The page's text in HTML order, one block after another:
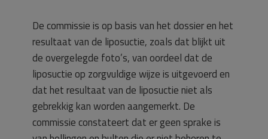
De commissie is op basis van het dossier en het
resultaat van de liposuctie, zoals dat blijkt uit
de overgelegde foto’s, van oordeel dat de
liposuctie op zorgvuldige wijze is uitgevoerd en
dat het resultaat van de liposuctie niet als
gebrekkig kan worden aangemerkt. De
commissie constateert dat er geen sprake is